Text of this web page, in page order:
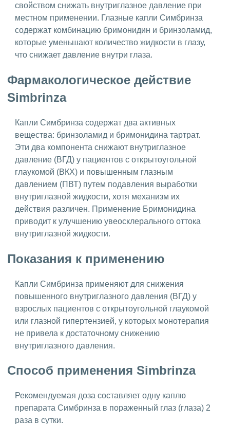
свойством снижать внутриглазное давление при
местном применении. Глазные капли Симбринза
содержат комбинацию бримонидин и бринзоламид,
которые уменьшают количество жидкости в глазу,
что снижает давление внутри глаза.
Фармакологическое действие
Simbrinza
Капли Симбринза содержат два активных
вещества: бринзоламид и бримонидина тартрат.
Эти два компонента снижают внутриглазное
давление (ВГД) у пациентов с открытоугольной
глаукомой (ВКХ) и повышенным глазным
давлением (ПВТ) путем подавления выработки
внутриглазной жидкости, хотя механизм их
действия различен. Применение Бримонидина
приводит к улучшению увеосклерального оттока
внутриглазной жидкости.
Показания к применению
Капли Симбринза применяют для снижения
повышенного внутриглазного давления (ВГД) у
взрослых пациентов с открытоугольной глаукомой
или глазной гипертензией, у которых монотерапия
не привела к достаточному снижению
внутриглазного давления.
Способ применения Simbrinza
Рекомендуемая доза составляет одну каплю
препарата Симбринза в пораженный глаз (глаза) 2
раза в сутки.